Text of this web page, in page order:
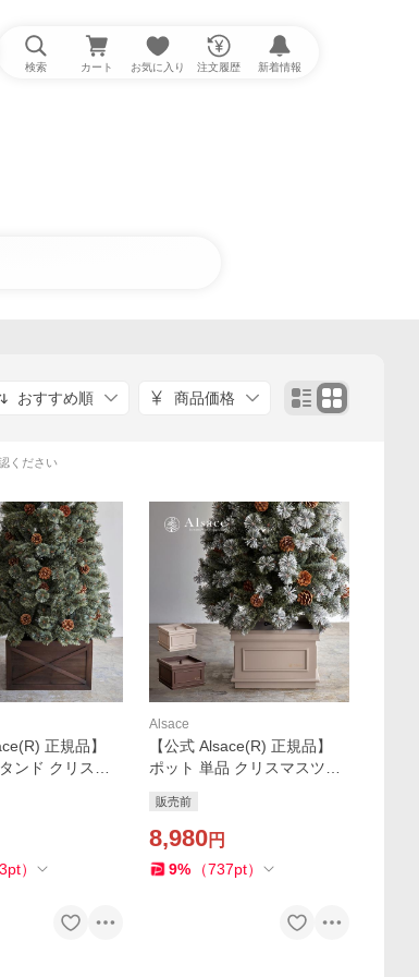
検索 カート お気に入り 注文履歴 新着情報
おすすめ順 商品価格
ください
正規品】
ンド クリスマ
フェンス 木製
足元隠し 柊 ツ
pt）
Alsace
【公式 Alsace(R) 正規品】
ポット 単品 クリスマスツリ
足元 脚カバー 足元隠し ツリ
ー 柊 北欧 高級 クリスマス
飾り Alsace
販売前
8,980円
9% （737pt）